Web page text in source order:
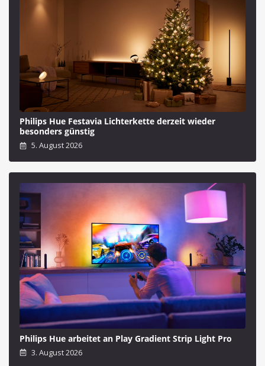
Philips Hue Festavia Lichterkette derzeit wieder
besonders günstig
5. August 2026
Philips Hue arbeitet an Play Gradient Strip Light Pro
3. August 2026